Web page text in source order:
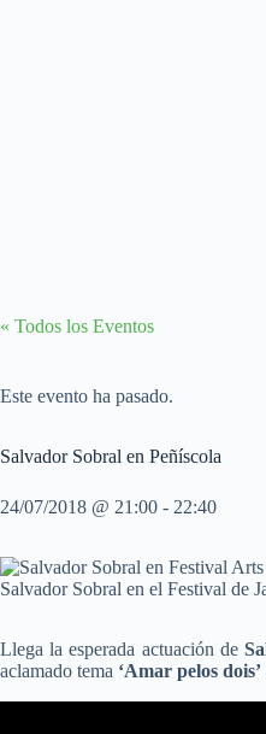
« Todos los Eventos
Este evento ha pasado.
Salvador Sobral en Peñíscola
24/07/2018 @ 21:00 - 22:40
Llega la esperada actuación de
aclamado tema ‘Amar pelos dois’